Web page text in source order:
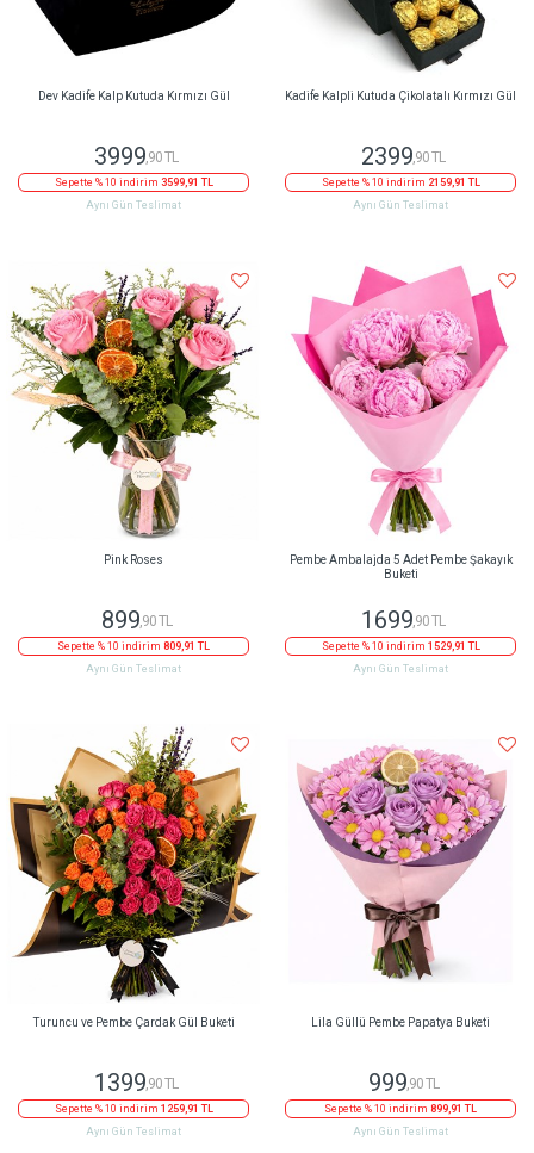
Dev Kadife Kalp Kutuda Kırmızı Gül
3999,90 TL
Sepette % 10 indirim 3599,91 TL
Aynı Gün Teslimat
Kadife Kalpli Kutuda Çikolatalı Kırmızı Gül
2399,90 TL
Sepette % 10 indirim 2159,91 TL
Aynı Gün Teslimat
Pink Roses
899,90 TL
Sepette % 10 indirim 809,91 TL
Aynı Gün Teslimat
Pembe Ambalajda 5 Adet Pembe Şakayık
Buketi
1699 ,90 TL
Sepette % 10 indirim 1529,91 TL
Aynı Gün Teslimat
Turuncu ve Pembe Çardak Gül Buketi
1399,90 TL
Sepette % 10 indirim 1259,91 TL
Aynı Gün Teslimat
Lila Güllü Pembe Papatya Buketi
999,90 TL
Sepette % 10 indirim 899,91 TL
Aynı Gün Teslimat